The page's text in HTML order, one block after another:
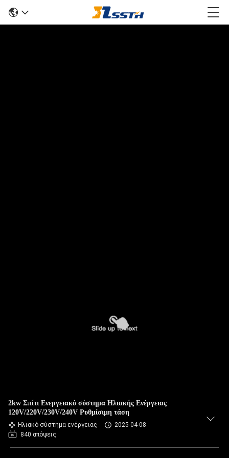
2kw Σπίτι Ενεργειακό σύστημα Ηλιακής Ενέργειας
120V/220V/230V/240V Ρυθμίσιμη τάση
Ηλιακό σύστημα ενέργειας
2025-04-08
840 απόψεις